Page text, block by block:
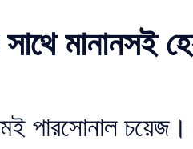
মানানসই
পারসোনাল